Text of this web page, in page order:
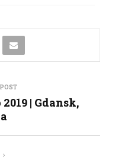
| Gdansk,